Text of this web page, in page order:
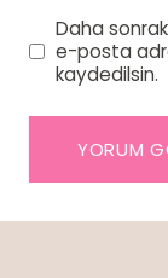
Daha
e-posta
kaydedilsin.